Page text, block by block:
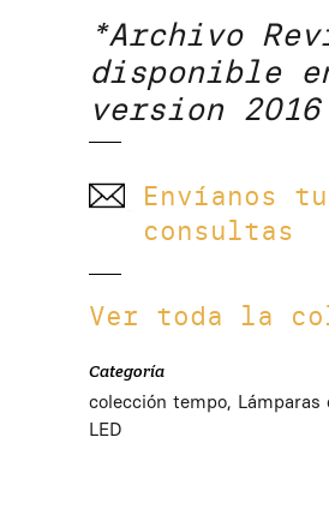
*Archivo
disponible
version 2016
Envíanos
consultas
Ver toda la
Categoría
colección tempo, Lámparas
LED